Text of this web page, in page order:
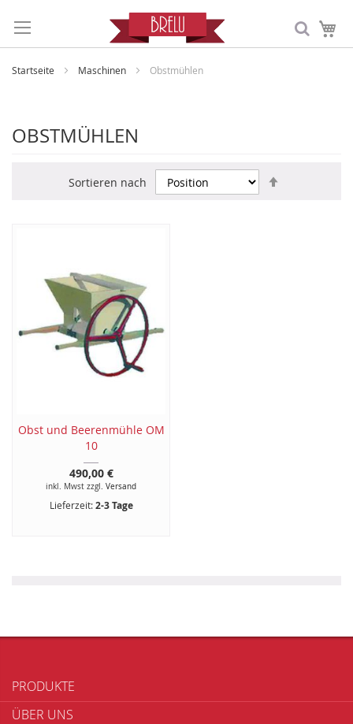
Startseite Maschinen Obstmühlen
OBSTMÜHLEN
Sortieren nach
Obst und Beerenmühle OM
10
490,00 €
inkl. Mwst zzgl. Versand
Lieferzeit:2-3 Tage
PRODUKTE
ÜBER UNS